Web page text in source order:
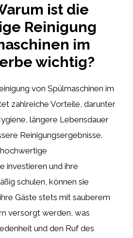
ist die
Reinigung
im
wichtig?
von Spülmaschinen im
zahlreiche Vorteile, darunter
längere Lebensdauer
Reinigungsergebnisse.
investieren und ihre
schulen, können sie
Gäste stets mit sauberem
versorgt werden, was
und den Ruf des